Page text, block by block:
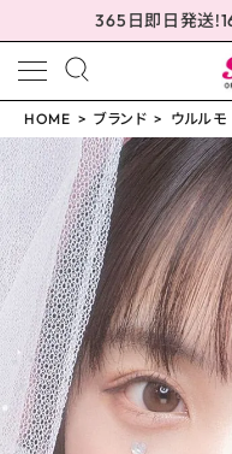
365日即日発送
meeting_room ログイン
HOME ブランド ウルルモ